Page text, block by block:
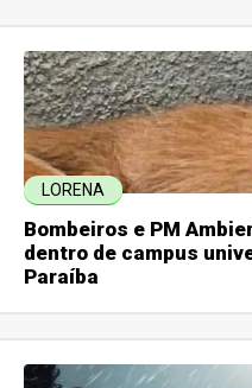
LORENA
Bombeiros e PM
dentro de campus
Paraíba